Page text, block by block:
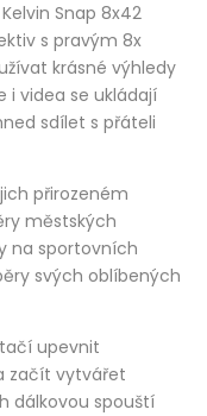
Snap 8x42
s pravým 8x
krásné výhledy
i videa se ukládají
sdílet s přáteli
přirozeném
městských
na sportovních
svých oblíbených
upevnit
začít vytvářet
dálkovou spouští